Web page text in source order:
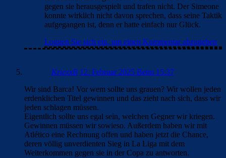
gegen sie herausgespielt und trafen nicht. Der Simeone
konnte wirklich nicht davon sprechen, dass seine Taktik
aufgegangen ist, denn er hatte einfach nur Glück.
Loggen Sie sich ein, um einen Kommentar abzugeben
KriexxB 12. Februar 2025 Beim 15:37
Wir sind Barca! Vor wem sollte uns grauen? Wir wollen jeden
erdenklichen Titel gewinnen und das zieht nach sich, dass wir
jeden schlagen müssen.
Eigentlich sollte uns egal sein, welchen Gegner wir kriegen.
Gewinnen müssen wir sowieso. Außerdem haben wir mit
Atlético eine Rechnung offen und haben jetzt die Chance,
deren völlig unverdienten Sieg in La Liga mit dem
Weiterkommen gegen sie in der Copa zu antworten.